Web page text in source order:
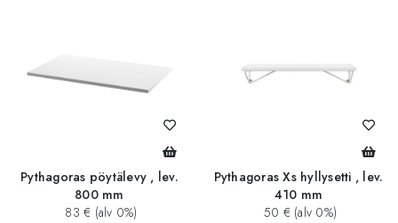
Pythagoras pöytälevy , lev.
800 mm
83 € (alv 0%)
Pythagoras Xs hyllysetti , lev.
410 mm
50 € (alv 0%)